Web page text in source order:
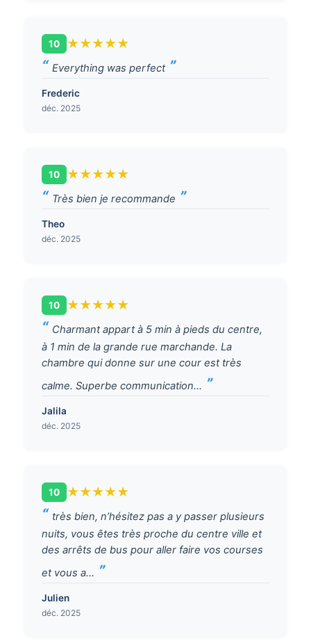
10 ★★★★★
Everything was perfect
Frederic
déc. 2025
10 ★★★★★
Très bien je recommande
Theo
déc. 2025
10 ★★★★★
Charmant appart à 5 min à pieds du centre,
à 1 min de la grande rue marchande. La
chambre qui donne sur une cour est très
calme. Superbe communication...
Jalila
déc. 2025
10 ★★★★★
très bien, n’hésitez pas a y passer plusieurs
nuits, vous êtes très proche du centre ville et
des arrêts de bus pour aller faire vos courses
et vous a...
Julien
déc. 2025